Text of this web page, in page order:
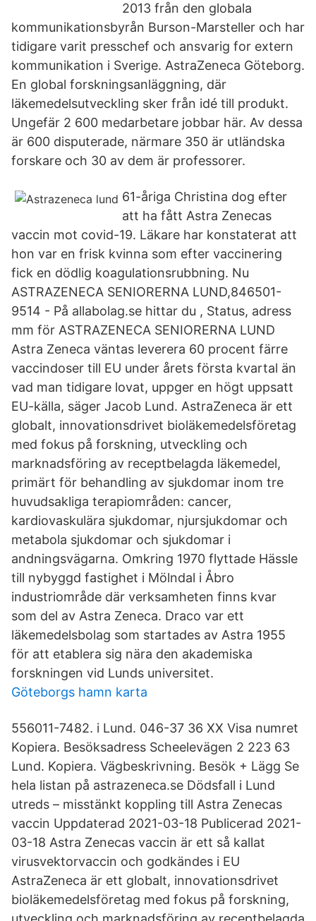
2013 från den globala
kommunikationsbyrån Burson-Marsteller och har
tidigare varit presschef och ansvarig for extern
kommunikation i Sverige. AstraZeneca Göteborg.
En global forskningsanläggning, där
läkemedelsutveckling sker från idé till produkt.
Ungefär 2 600 medarbetare jobbar här. Av dessa
är 600 disputerade, närmare 350 är utländska
forskare och 30 av dem är professorer.
61-åriga Christina dog efter
att ha fått Astra Zenecas
vaccin mot covid-19. Läkare har konstaterat att
hon var en frisk kvinna som efter vaccinering
fick en dödlig koagulationsrubbning. Nu
ASTRAZENECA SENIORERNA LUND,846501-
9514 - På allabolag.se hittar du , Status, adress
mm för ASTRAZENECA SENIORERNA LUND
Astra Zeneca väntas leverera 60 procent färre
vaccindoser till EU under årets första kvartal än
vad man tidigare lovat, uppger en högt uppsatt
EU-källa, säger Jacob Lund. AstraZeneca är ett
globalt, innovationsdrivet bioläkemedelsföretag
med fokus på forskning, utveckling och
marknadsföring av receptbelagda läkemedel,
primärt för behandling av sjukdomar inom tre
huvudsakliga terapiområden: cancer,
kardiovaskulära sjukdomar, njursjukdomar och
metabola sjukdomar och sjukdomar i
andningsvägarna. Omkring 1970 flyttade Hässle
till nybyggd fastighet i Mölndal i Åbro
industriområde där verksamheten finns kvar
som del av Astra Zeneca. Draco var ett
läkemedelsbolag som startades av Astra 1955
för att etablera sig nära den akademiska
forskningen vid Lunds universitet.
Göteborgs hamn karta
556011-7482. i Lund. 046-37 36 XX Visa numret
Kopiera. Besöksadress Scheelevägen 2 223 63
Lund. Kopiera. Vägbeskrivning. Besök + Lägg Se
hela listan på astrazeneca.se Dödsfall i Lund
utreds – misstänkt koppling till Astra Zenecas
vaccin Uppdaterad 2021-03-18 Publicerad 2021-
03-18 Astra Zenecas vaccin är ett så kallat
virusvektorvaccin och godkändes i EU
AstraZeneca är ett globalt, innovationsdrivet
bioläkemedelsföretag med fokus på forskning,